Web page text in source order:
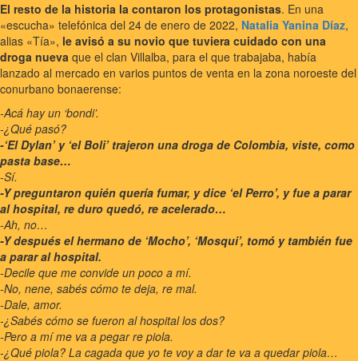
El resto de la historia la contaron los protagonistas. En una
«escucha» telefónica del 24 de enero de 2022, Natalia Yanina Díaz,
alias «Tía», le avisó a su novio que tuviera cuidado con una
droga nueva que el clan Villalba, para el que trabajaba, había
lanzado al mercado en varios puntos de venta en la zona noroeste del
conurbano bonaerense:
-Acá hay un ‘bondi’.
-¿Qué pasó?
-‘El Dylan’ y ‘el Boli’ trajeron una droga de Colombia, viste, como
pasta base…
-Sí.
-Y preguntaron quién quería fumar, y dice ‘el Perro’, y fue a parar
al hospital, re duro quedó, re acelerado…
-Ah, no…
-Y después el hermano de ‘Mocho’, ‘Mosqui’, tomó y también fue
a parar al hospital.
-Decile que me convide un poco a mí.
-No, nene, sabés cómo te deja, re mal.
-Dale, amor.
-¿Sabés cómo se fueron al hospital los dos?
-Pero a mí me va a pegar re piola.
-¿Qué piola? La cagada que yo te voy a dar te va a quedar piola…